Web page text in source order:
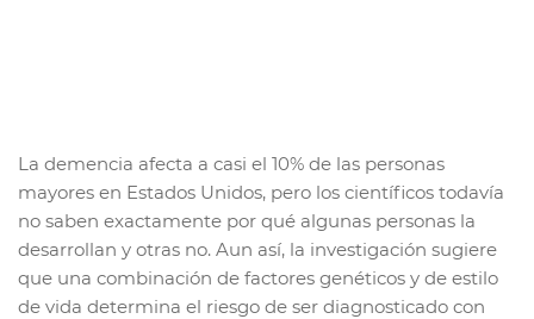
La demencia afecta a casi el 10% de las personas
mayores en Estados Unidos, pero los científicos todavía
no saben exactamente por qué algunas personas la
desarrollan y otras no. Aun así, la investigación sugiere
que una combinación de factores genéticos y de estilo
de vida determina el riesgo de ser diagnosticado con